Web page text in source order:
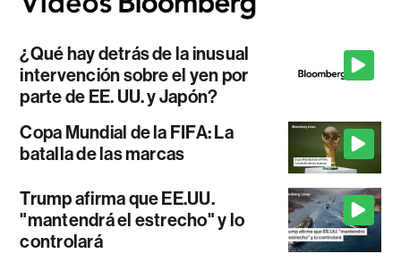
¿Qué hay detrás de la inusual
intervención sobre el yen por
parte de EE. UU. y Japón?
Copa Mundial de la FIFA: La
batalla de las marcas
Trump afirma que EE.UU.
"mantendrá el estrecho" y lo
controlará